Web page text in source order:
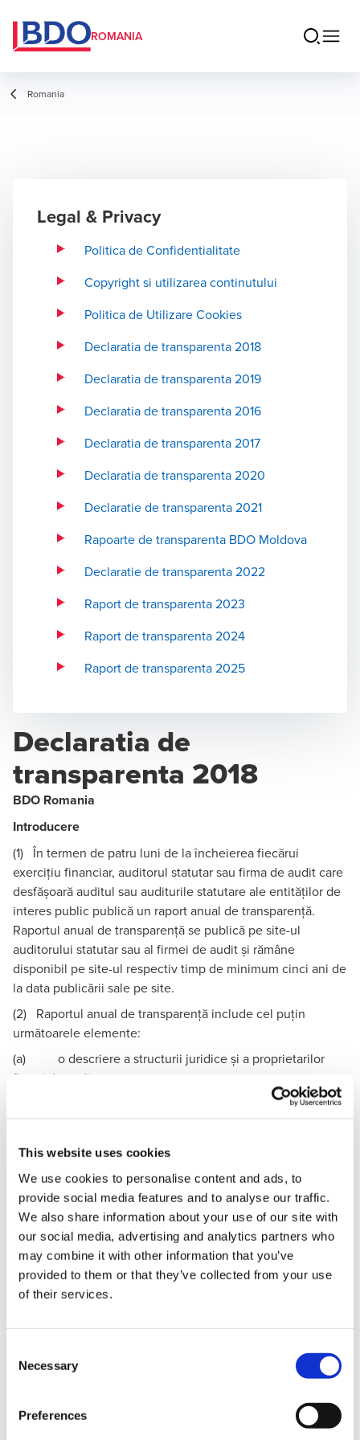
This website uses cookies
We use cookies to personalise content and ads, to
provide social media features and to analyse our traffic.
We also share information about your use of our site with
our social media, advertising and analytics partners who
may combine it with other information that you’ve
provided to them or that they’ve collected from your use
of their services.
Selection
Necessary
Preferences
ROMANIA
Romania
Legal & Privacy
Politica de Confidentialitate
Copyright si utilizarea continutului
Politica de Utilizare Cookies
Declaratia de transparenta 2018
Declaratia de transparenta 2019
Declaratia de transparenta 2016
Declaratia de transparenta 2017
Declaratia de transparenta 2020
Declaratie de transparenta 2021
Rapoarte de transparenta BDO Moldova
Declaratie de transparenta 2022
Raport de transparenta 2023
Raport de transparenta 2024
Raport de transparenta 2025
Declaratia de
transparenta 2018
BDO Romania
Introducere
(1) În termen de patru luni de la încheierea fiecărui
exercițiu financiar, auditorul statutar sau firma de audit care
desfășoară auditul sau auditurile statutare ale entităților de
interes public publică un raport anual de transparență.
Raportul anual de transparență se publică pe site-ul
auditorului statutar sau al firmei de audit și rămâne
disponibil pe site-ul respectiv timp de minimum cinci ani de
la data publicării sale pe site.
(2) Raportul anual de transparență include cel puțin
următoarele elemente:
(a) o descriere a structurii juridice și a proprietarilor
firmei de audit;
(b) dacă auditorul statutar sau firma de audit face parte
dintr-o rețea:
(i) o descriere a rețelei și a organizării juridice și
(ii) numele fiecărui auditor statutar care își desfășoară
activitatea în regim independent sau al fiecărei firme de
audit care face parte din rețea;
(iii) țările în care fiecare auditor statutar care își
desfășoară activitatea în regim independent sau firma de
audit care face parte din rețea este autorizat(ă) ca auditor
își desfășoară activitatea principală;
(iv) cifra de afaceri totală realizată de auditorii statutari
care își desfășoară activitatea în regim independent și de
firmele de audit care fac parte din rețea, rezultată în urma
desfășurării de audituri statutare ale situațiilor financiare